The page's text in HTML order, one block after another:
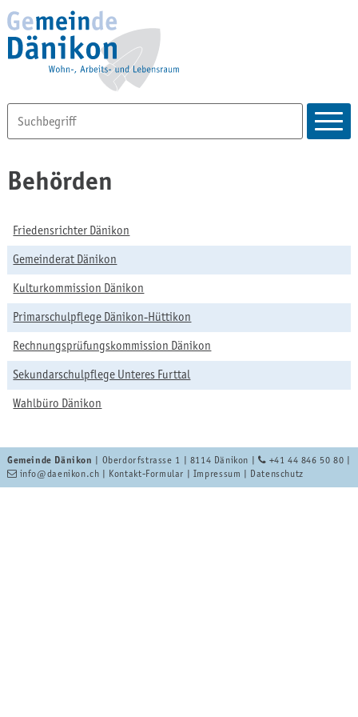
Behörden
Friedensrichter Dänikon
Gemeinderat Dänikon
Kulturkommission Dänikon
Primarschulpflege Dänikon-Hüttikon
Rechnungsprüfungskommission Dänikon
Sekundarschulpflege Unteres Furttal
Wahlbüro Dänikon
Gemeinde Dänikon | Oberdorfstrasse 1 | 8114 Dänikon | +41 44 846 50 80
info@daenikon.ch Kontakt-Formular Impressum Datenschutz